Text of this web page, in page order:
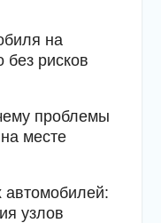
на
без рисков
проблемы
месте
автомобилей:
узлов